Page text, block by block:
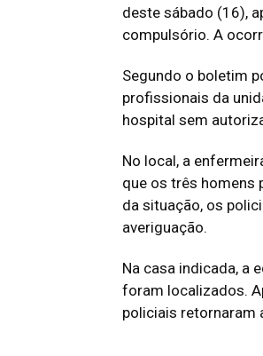
deste sábado (16),
compulsório. A
Segundo o boletim
profissionais da
hospital sem
No local, a
que os três homens
da situação, os
averiguação.
Na casa indicada, a
foram localizados.
policiais retornaram